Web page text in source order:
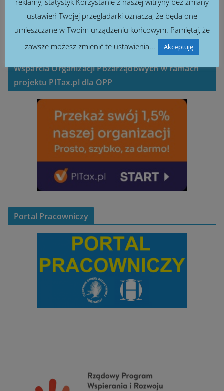
Rozliczenie PIT we współpracy z Instytutem
Wsparcia Organizacji Pozarządowych w ramach
projektu PITax.pl dla OPP
Portal Pracowniczy
ustawień Twojej przeglądarki oznacza, że będą one
umieszczane w Twoim urządzeniu końcowym. Pamiętaj, że
zawsze możesz zmienić te ustawienia...
Akceptuję